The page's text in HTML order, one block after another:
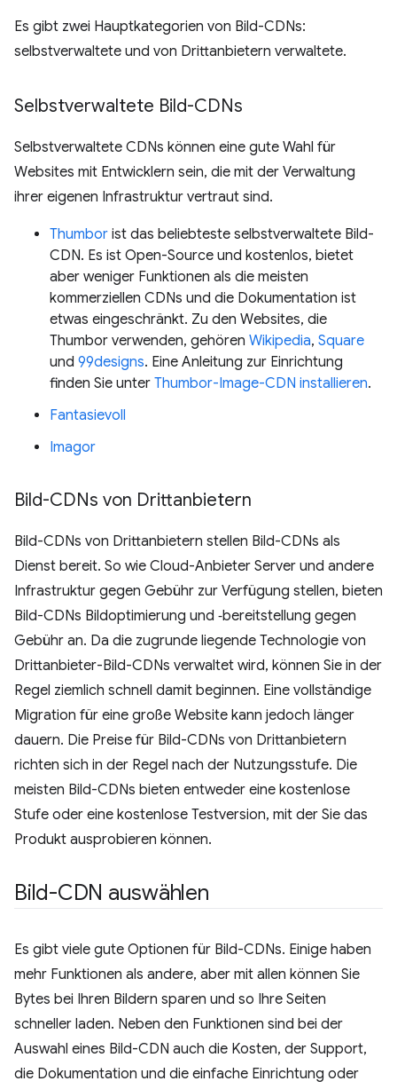
Es gibt zwei Hauptkategorien von Bild-CDNs:
selbstverwaltete und von Drittanbietern verwaltete.
Selbstverwaltete Bild-CDNs
Selbstverwaltete CDNs können eine gute Wahl für
Websites mit Entwicklern sein, die mit der Verwaltung
ihrer eigenen Infrastruktur vertraut sind.
Thumbor ist das beliebteste selbstverwaltete Bild-
CDN. Es ist Open-Source und kostenlos, bietet
aber weniger Funktionen als die meisten
kommerziellen CDNs und die Dokumentation ist
etwas eingeschränkt. Zu den Websites, die
Thumbor verwenden, gehören Wikipedia, Square
und 99designs. Eine Anleitung zur Einrichtung
finden Sie unter Thumbor-Image-CDN installieren.
Fantasievoll
Imagor
Bild-CDNs von Drittanbietern
Bild-CDNs von Drittanbietern stellen Bild-CDNs als
Dienst bereit. So wie Cloud-Anbieter Server und andere
Infrastruktur gegen Gebühr zur Verfügung stellen, bieten
Bild-CDNs Bildoptimierung und ‑bereitstellung gegen
Gebühr an. Da die zugrunde liegende Technologie von
Drittanbieter-Bild-CDNs verwaltet wird, können Sie in der
Regel ziemlich schnell damit beginnen. Eine vollständige
Migration für eine große Website kann jedoch länger
dauern. Die Preise für Bild-CDNs von Drittanbietern
richten sich in der Regel nach der Nutzungsstufe. Die
meisten Bild-CDNs bieten entweder eine kostenlose
Stufe oder eine kostenlose Testversion, mit der Sie das
Produkt ausprobieren können.
Bild-CDN auswählen
Es gibt viele gute Optionen für Bild-CDNs. Einige haben
mehr Funktionen als andere, aber mit allen können Sie
Bytes bei Ihren Bildern sparen und so Ihre Seiten
schneller laden. Neben den Funktionen sind bei der
Auswahl eines Bild-CDN auch die Kosten, der Support,
die Dokumentation und die einfache Einrichtung oder